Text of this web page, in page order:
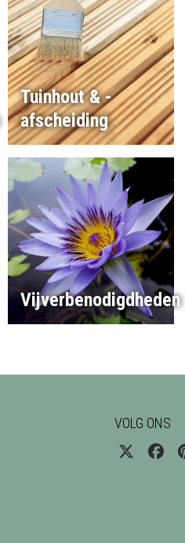
Tuinhout & -
afscheiding
Vijverbenodigdheden
VOLG ONS